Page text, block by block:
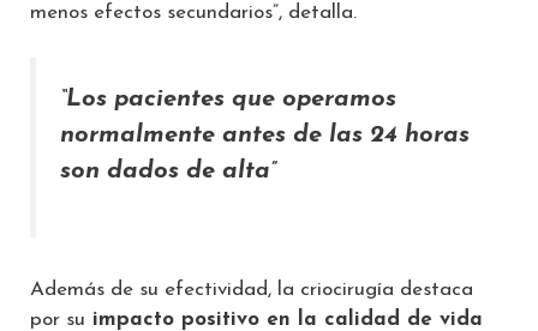
menos efectos secundarios”, detalla.
“Los pacientes que operamos
normalmente antes de las 24 horas
son dados de alta”
Además de su efectividad, la criocirugía destaca
por su impacto positivo en la calidad de vida